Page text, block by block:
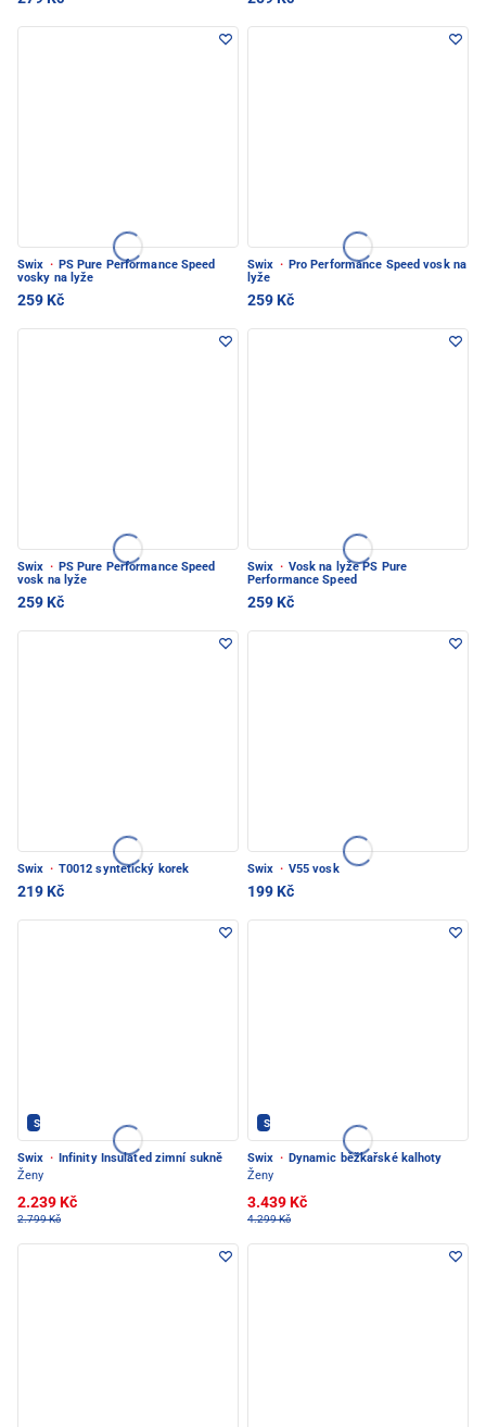
Swix · PS Pure Performance Speed
vosky na lyže
259 Kč
Swix · Pro Performance Speed vosk na
lyže
259 Kč
Swix · PS Pure Performance Speed
vosk na lyže
259 Kč
Swix · Vosk na lyže PS Pure
Performance Speed
259 Kč
Swix · T0012 syntetický korek
219 Kč
Swix · V55 vosk
199 Kč
SWIX - PEC POD SNĚŽKOU
Swix ·
Infinity Insulated zimní sukně
Ženy
2.239 Kč
2.799 Kč
SWIX - PEC POD SNĚŽKOU
Swix · Dynamic běžkařské kalhoty
Ženy
3.439 Kč
4.299 Kč